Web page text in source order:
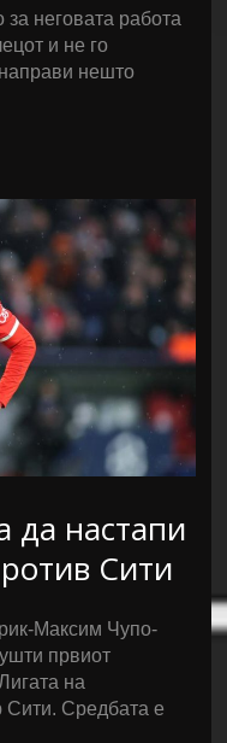
неговата работа
и не го
нешто
да настапи
Сити
Максим Чупо-
првиот
на
Сити. Средбата е